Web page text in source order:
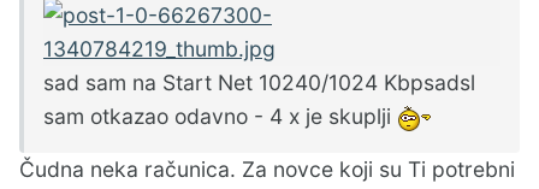
sad sam na Start Net 10240/1024 Kbpsadsl
sam otkazao odavno - 4 x je skuplji
Čudna neka računica. Za novce koji su Ti potrebni